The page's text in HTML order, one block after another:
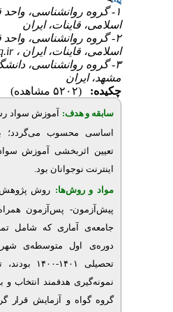
واحد قاینات، دانشگاه آزاد
ایران
واحد قاینات، دانشگاه آزاد
ایران ،pakdaman@iauq.ir
روانشناسی، دانشگاه فردوسی مشهد،
آموزش سواد رسانه‌ای، یکی از ملزومات
می‌گردد؛ بنابراین هدف پژوهش،
آموزش سواد رسانه‌ای در اعتیاد به
روش پژوهش، نیمه آزمایشی از نوع
پس‌آزمون همراه با گروه گواه بود. از
آماری که شامل تمامی دانش‌آموزان پسر
متوسطه‌ی شهر تربت‌حیدریه در سال
تحصیلی ۱۴۰۱-۱۴۰۰ بودند، تعداد ۳۰ نفر به روش
هدفمند انتخاب و به‌ صورت تصادفی در دو
و آزمایش قرار گرفتند و به پرسش‌نامه‌ی